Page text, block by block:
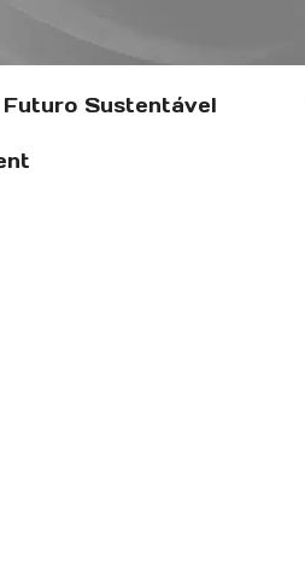
Futuro Sustentável